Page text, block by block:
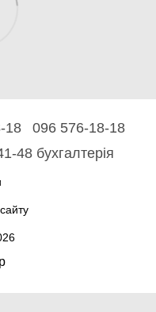
18
096 576-18-18
48 бухгалтерія